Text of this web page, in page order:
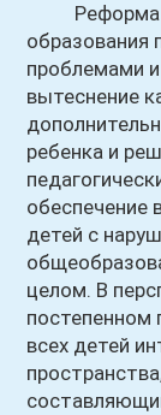
Реформа
образования
проблемами
вытеснение
ребенка и
обеспечение
детей с
целом. В
постепенном
всех детей